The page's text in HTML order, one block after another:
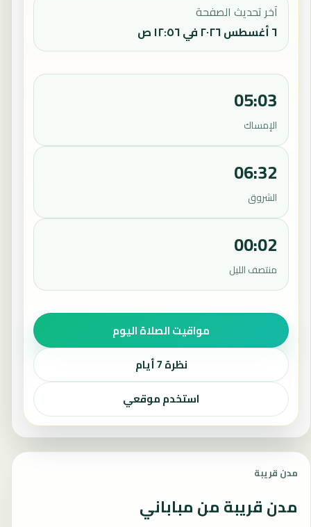
آخر تحديث الصفحة
٦ أغسطس ٢٠٢٦ في ١٢:٥٦ ص
05:03
الإمساك
06:32
الشروق
00:02
منتصف الليل
مواقيت الصلاة اليوم
نظرة 7 أيام
استخدم موقعي
مدن قريبة
مدن قريبة من مباباني